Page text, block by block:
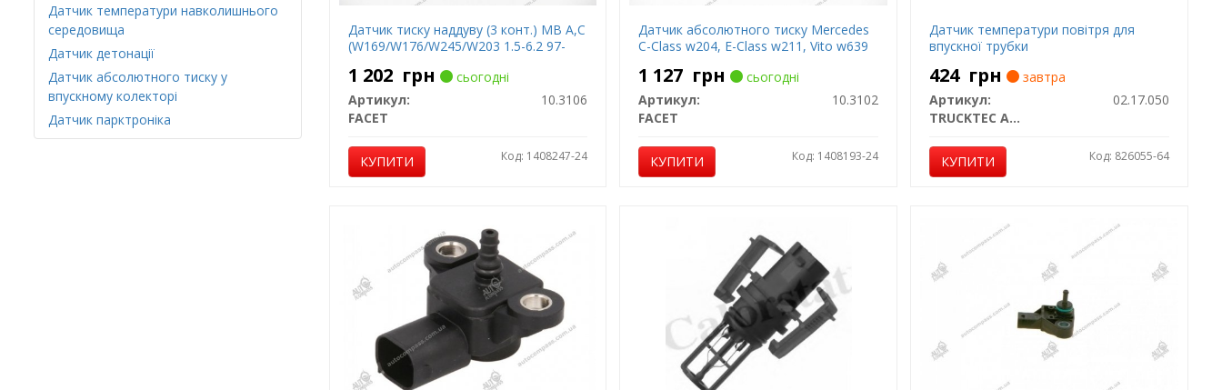
Датчик температури навколишнього
середовища
Датчик детонації
Датчик абсолютного тиску у
впускному колекторі
Датчик парктроніка
Датчик тиску наддуву (3 конт.) MB A,C
(W169/W176/W245/W203 1.5-6.2 97-
1 202 грн
сьогодні
Артикул:
10.3106
FACET
КУПИТИ Код: 1408247-24
Датчик абсолютного тиску Mercedes
C-Class w204, E-Class w211, Vito w639
1 127 грн
сьогодні
Артикул:
10.3102
FACET
КУПИТИ Код: 1408193-24
Датчик температури повітря для
впускної трубки
424 грн
завтра
Артикул:
02.17.050
TRUCKTEC AUTOMOTIVE
КУПИТИ Код: 826055-64